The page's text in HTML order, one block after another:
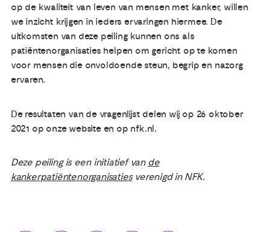
op de kwaliteit van leven van mensen met kanker, willen
we inzicht krijgen in ieders ervaringen hiermee. De
uitkomsten van deze peiling kunnen ons als
patiëntenorganisaties helpen om gericht op te komen
voor mensen die onvoldoende steun, begrip en nazorg
ervaren.
De resultaten van de vragenlijst delen wij op 26 oktober
2021 op onze website en op nfk.nl.
Deze peiling is een initiatief van de
kankerpatiëntenorganisatiesverenigd in NFK.